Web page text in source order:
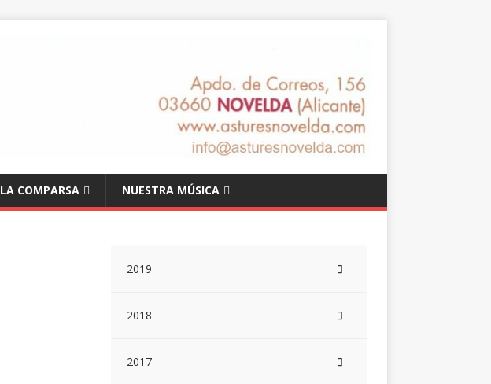
LA COMPARSA NUESTRA MÚSICA
2019
2018
2017